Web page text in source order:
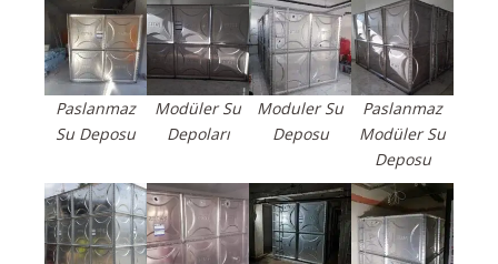
Paslanmaz
Su Deposu
Modüler Su
Depoları
Moduler Su
Deposu
Paslanmaz
Modüler Su
Deposu